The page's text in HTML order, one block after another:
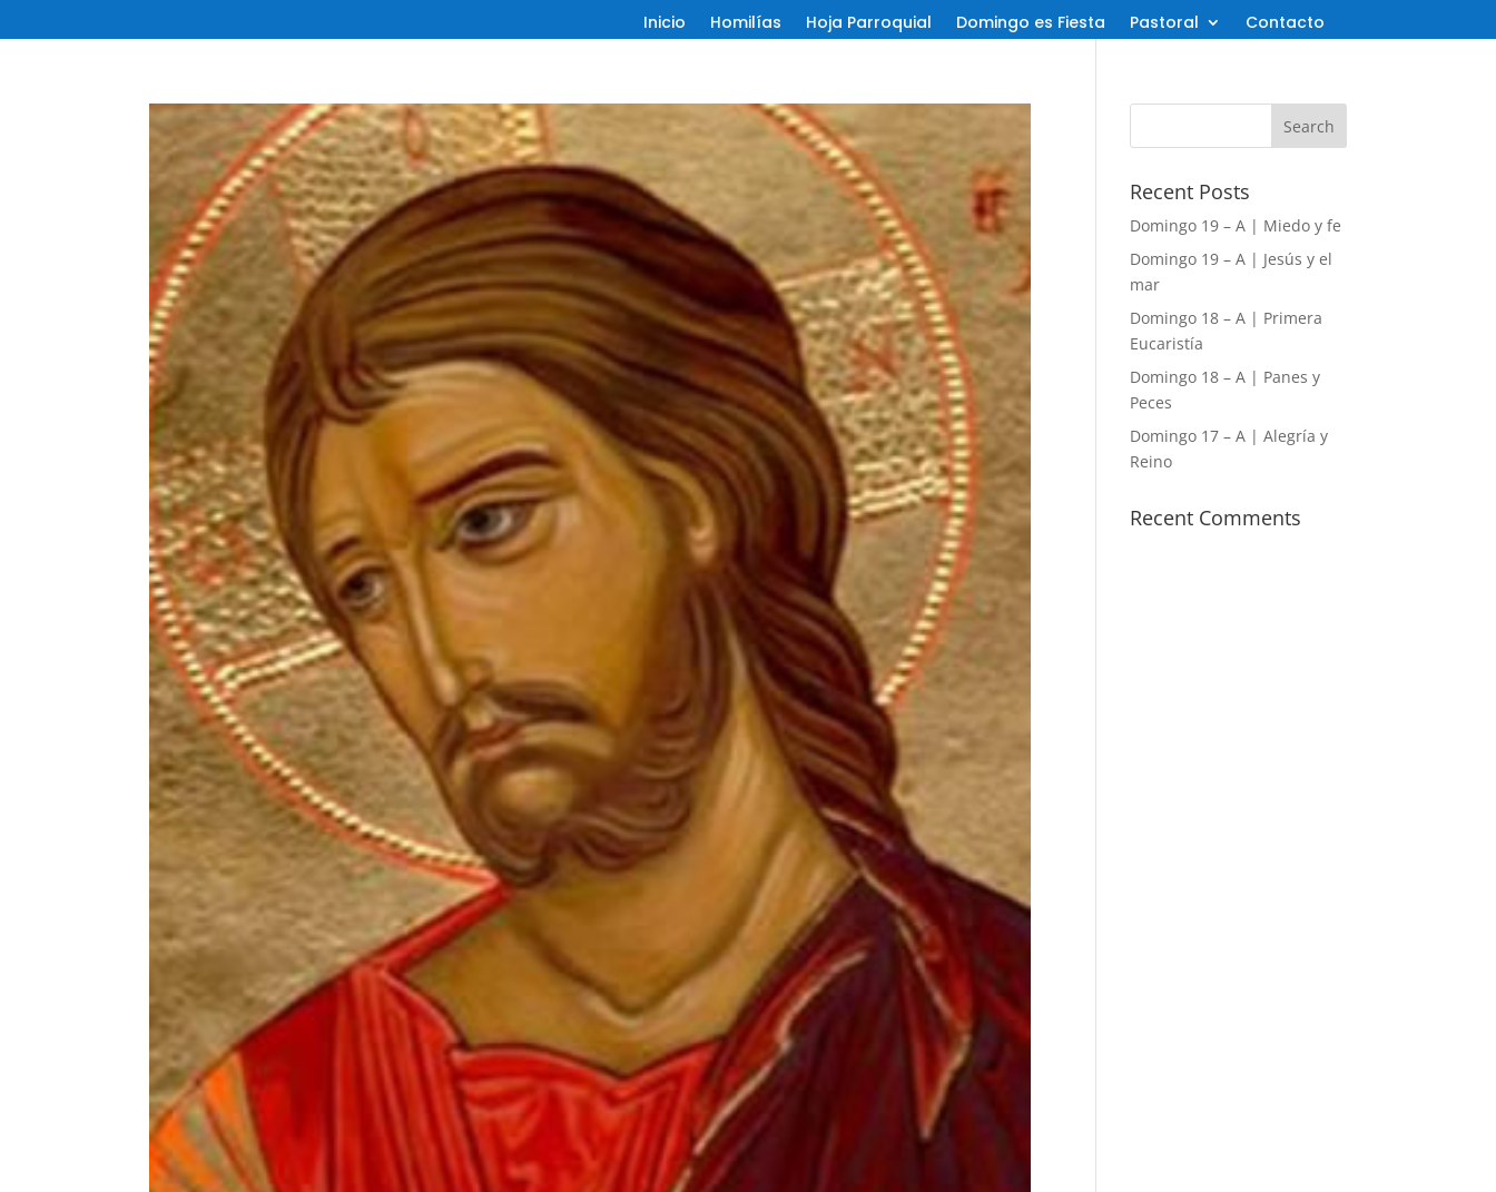
Inicio Homilías Hoja Parroquial Domingo es Fiesta Pastoral Contacto
Recent Posts
Domingo 19 – A | Miedo y fe
Domingo 19 – A | Jesús y el
mar
Domingo 18 – A | Primera
Eucaristía
Domingo 18 – A | Panes y
Peces
Domingo 17 – A | Alegría y
Reino
Recent Comments